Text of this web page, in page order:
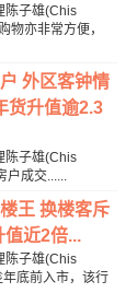
陈子雄(Chis
物亦非常方便，
外区客钟情
货升值逾2.3
陈子雄(Chis
成交......
王 换楼客斥
近2倍...
陈子雄(Chis
底前入市，该行